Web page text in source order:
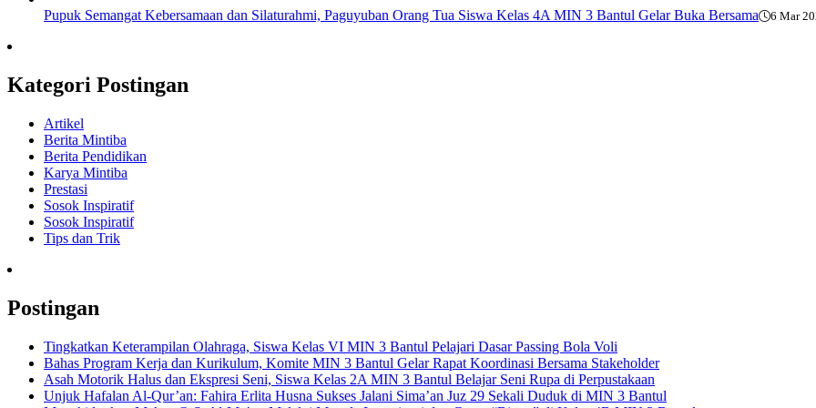
Pupuk Semangat Kebersamaan dan Silaturahmi, Paguyuban Orang Tua Siswa Kelas 4A MIN 3 Bantul Gelar Buka Bersama 6 Mar
Kategori Postingan
Artikel
Berita Mintiba
Berita Pendidikan
Karya Mintiba
Prestasi
Sosok Inspiratif
Sosok Inspiratif
Tips dan Trik
Postingan
Tingkatkan Keterampilan Olahraga, Siswa Kelas VI MIN 3 Bantul Pelajari Dasar Passing Bola Voli
Bahas Program Kerja dan Kurikulum, Komite MIN 3 Bantul Gelar Rapat Koordinasi Bersama Stakeholder
Asah Motorik Halus dan Ekspresi Seni, Siswa Kelas 2A MIN 3 Bantul Belajar Seni Rupa di Perpustakaan
Unjuk Hafalan Al-Qur’an: Fahira Erlita Husna Sukses Jalani Sima’an Juz 29 Sekali Duduk di MIN 3 Bantul